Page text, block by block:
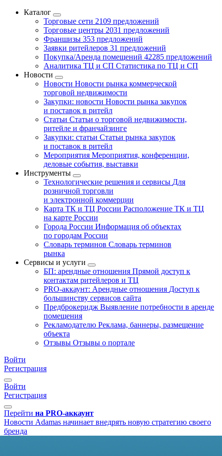
Каталог
Торговые сети 2109 предложений
Торговые центры 2031 предложений
Франшизы 353 предложений
Заявки ритейлеров 31 предложений
Покупка/Аренда помещений 42285 предложений
Аналитика ТЦ и СП Статистика по ТЦ и СП
Новости
Новости Новости рынка коммерческой
торговой недвижимости
Закупки: новости Новости рынка закупок
и поставок в ритейл
Статьи Статьи о торговой недвижимости,
ритейле и франчайзинге
Закупки: статьи Статьи рынка закупок
и поставок в ритейл
Мероприятия Мероприятия, конференции,
деловые события, выставки
Инструменты
Технологические решения и сервисы Для
розничной торговли
и электронной коммерции
Карта ТК и ТЦ России Расположение ТК и ТЦ
на карте России
Города России Информация об объектах
по городам России
Словарь терминов Словарь терминов
рынка
Сервисы и услуги
БП: арендные отношения Прямой доступ к
контактам ритейлеров и ТЦ
PRO-аккаунт: Арендные отношения Доступ к
большинству сервисов сайта
Предброкеридж Выявление потребности в аренде
помещения
Рекламодателю Реклама, баннеры, размещение
объекта
Отзывы Отзывы о портале
Войти
Регистрация
Войти
Регистрация
Перейти на PRO-аккаунт
Новости Adamas начинает внедрять новую стратегию своего
бренда